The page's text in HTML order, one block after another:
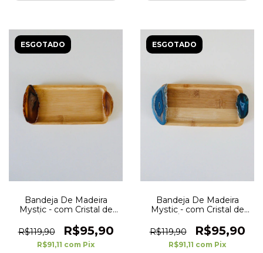
ESGOTADO
Bandeja De Madeira
Mystic - com Cristal de
R$119,90
R$95,90
R$91,11 com Pix
ESGOTADO
Bandeja De Madeira
Mystic - com Cristal de
R$119,90
R$95,90
R$91,11 com Pix